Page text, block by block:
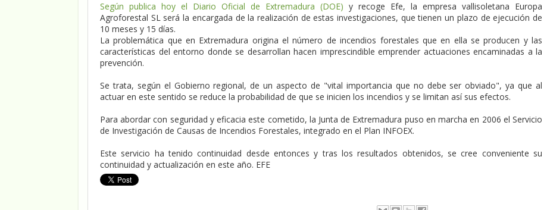
Según publica hoy el Diario Oficial de Extremadura (DOE) y recoge Efe, la empresa vallisoletana Europa
Agroforestal SL será la encargada de la realización de estas investigaciones, que tienen un plazo de ejecución de
10 meses y 15 días.
La problemática que en Extremadura origina el número de incendios forestales que en ella se producen y las
características del entorno donde se desarrollan hacen imprescindible emprender actuaciones encaminadas a la
prevención.
Se trata, según el Gobierno regional, de un aspecto de "vital importancia que no debe ser obviado", ya que al
actuar en este sentido se reduce la probabilidad de que se inicien los incendios y se limitan así sus efectos.
Para abordar con seguridad y eficacia este cometido, la Junta de Extremadura puso en marcha en 2006 el Servicio
de Investigación de Causas de Incendios Forestales, integrado en el Plan INFOEX.
Este servicio ha tenido continuidad desde entonces y tras los resultados obtenidos, se cree conveniente su
continuidad y actualización en este año. EFE